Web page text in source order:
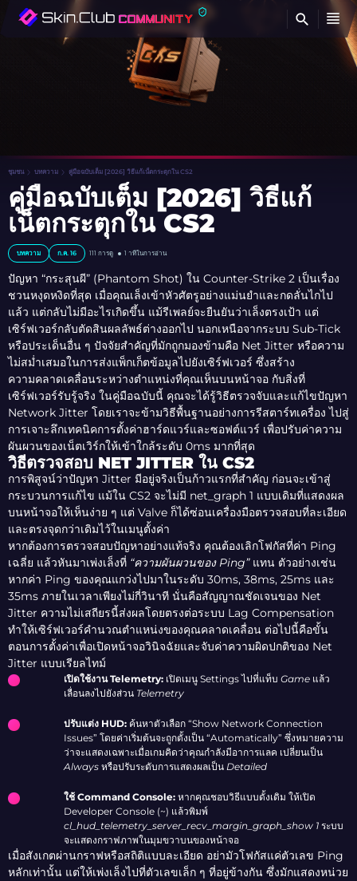
ค้
ชุมชน บทความ คู่มือฉบับเต็ม [2026] วิธีแก้เน็ตกระตุกใน CS2
คู่มือฉบับเต็ม [2026] วิธีแก้
เน็ตกระตุกใน CS2
บทความ ก.ค. 16 111 การดู 1 าทีในการอ่าน
ปัญหา “กระสุนผี” (Phantom Shot) ใน Counter-Strike 2 เป็นเรื่อง
ชวนหงุดหงิดที่สุด เมื่อคุณเล็งเข้าหัวศัตรูอย่างแม่นยำและกดลั่นไกไป
แล้ว แต่กลับไม่มีอะไรเกิดขึ้น แม้รีเพลย์จะยืนยันว่าเล็งตรงเป้า แต่
เซิร์ฟเวอร์กลับตัดสินผลลัพธ์ต่างออกไป นอกเหนือจากระบบ Sub-Tick
หรือประเด็นอื่น ๆ ปัจจัยสำคัญที่มักถูกมองข้ามคือ Net Jitter หรือความ
ไม่สม่ำเสมอในการส่งแพ็กเก็ตข้อมูลไปยังเซิร์ฟเวอร์ ซึ่งสร้าง
ความคลาดเคลื่อนระหว่างตำแหน่งที่คุณเห็นบนหน้าจอ กับสิ่งที่
เซิร์ฟเวอร์รับรู้จริง ในคู่มือฉบับนี้ คุณจะได้รู้วิธีตรวจจับและแก้ไขปัญหา
Network Jitter โดยเราจะข้ามวิธีพื้นฐานอย่างการรีสตาร์ทเครื่อง ไปสู่
การเจาะลึกเทคนิคการตั้งค่าฮาร์ดแวร์และซอฟต์แวร์ เพื่อปรับค่าความ
ผันผวนของเน็ตเวิร์กให้เข้าใกล้ระดับ 0ms มากที่สุด
วิธีตรวจสอบ NET JITTER ใน CS2
การพิสูจน์ว่าปัญหา Jitter มีอยู่จริงเป็นก้าวแรกที่สำคัญ ก่อนจะเข้าสู่
กระบวนการแก้ไข แม้ใน CS2 จะไม่มี net_graph 1 แบบเดิมที่แสดงผล
บนหน้าจอให้เห็นง่าย ๆ แต่ Valve ก็ได้ซ่อนเครื่องมือตรวจสอบที่ละเอียด
และตรงจุดกว่าเดิมไว้ในเมนูตั้งค่า
หากต้องการตรวจสอบปัญหาอย่างแท้จริง คุณต้องเลิกโฟกัสที่ค่า Ping
เฉลี่ย แล้วหันมาเพ่งเล็งที่ “ความผันผวนของ Ping”แทน ตัวอย่างเช่น
หากค่า Ping ของคุณแกว่งไปมาในระดับ 30ms, 38ms, 25ms และ
35ms ภายในเวลาเพียงไม่กี่วินาที นั่นคือสัญญาณชัดเจนของ Net
Jitter ความไม่เสถียรนี้ส่งผลโดยตรงต่อระบบ Lag Compensation
ทำให้เซิร์ฟเวอร์คำนวณตำแหน่งของคุณคลาดเคลื่อน ต่อไปนี้คือขั้น
ตอนการตั้งค่าเพื่อเปิดหน้าจอวินิจฉัยและจับค่าความผิดปกติของ Net
Jitter แบบเรียลไทม์
เปิดใช้งาน Telemetry: เปิดเมนู Settings ไปที่แท็บ Game แล้ว
เลื่อนลงไปยังส่วน Telemetry
ปรับแต่ง HUD: ค้นหาตัวเลือก “Show Network Connection
Issues” โดยค่าเริ่มต้นจะถูกตั้งเป็น “Automatically” ซึ่งหมายความ
ว่าจะแสดงเฉพาะเมื่อเกมคิดว่าคุณกำลังมีอาการแลค เปลี่ยนเป็น
Always หรือปรับระดับการแสดงผลเป็น Detailed
ใช้ Command Console: หากคุณชอบวิธีแบบดั้งเดิม ให้เปิด
Developer Console (~) แล้วพิมพ์
cl_hud_telemetry_server_recv_margin_graph_show 1 ระบบ
จะแสดงกราฟภาพในมุมขวาบนของหน้าจอ
เมื่อสังเกตผ่านกราฟหรือสถิติแบบละเอียด อย่ามัวโฟกัสแค่ตัวเลข Ping
หลักเท่านั้น แต่ให้เพ่งเล็งไปที่ตัวเลขเล็ก ๆ ที่อยู่ข้างกัน ซึ่งมักแสดงหน่วย